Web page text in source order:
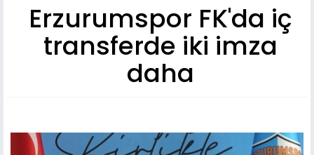
Erzurumspor FK'da iç
transferde iki imza
daha